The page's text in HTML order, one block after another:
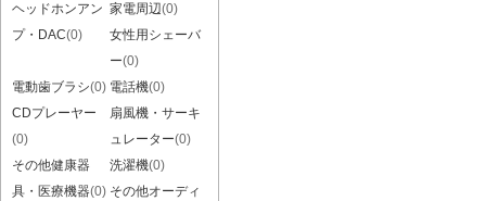
ヘッドホンアン
プ・DAC(0)
家電周辺(0)
女性用シェーバ
ー(0)
電動歯ブラシ(0) 電話機(0)
CDプレーヤー
(0)
扇風機・サーキ
ュレーター(0)
その他健康器
具・医療機器(0)
洗濯機(0)
その他オーディ